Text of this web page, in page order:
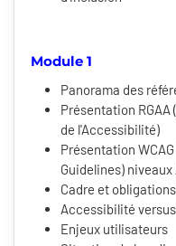
Module 1
Panorama des
Présentation
de l'Accessibilité)
Présentation
Guidelines) niveaux
Cadre et
Accessibilité
Enjeux utilisateurs